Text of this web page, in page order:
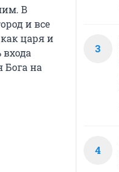
В
и все
царя и
Бога на
3
4